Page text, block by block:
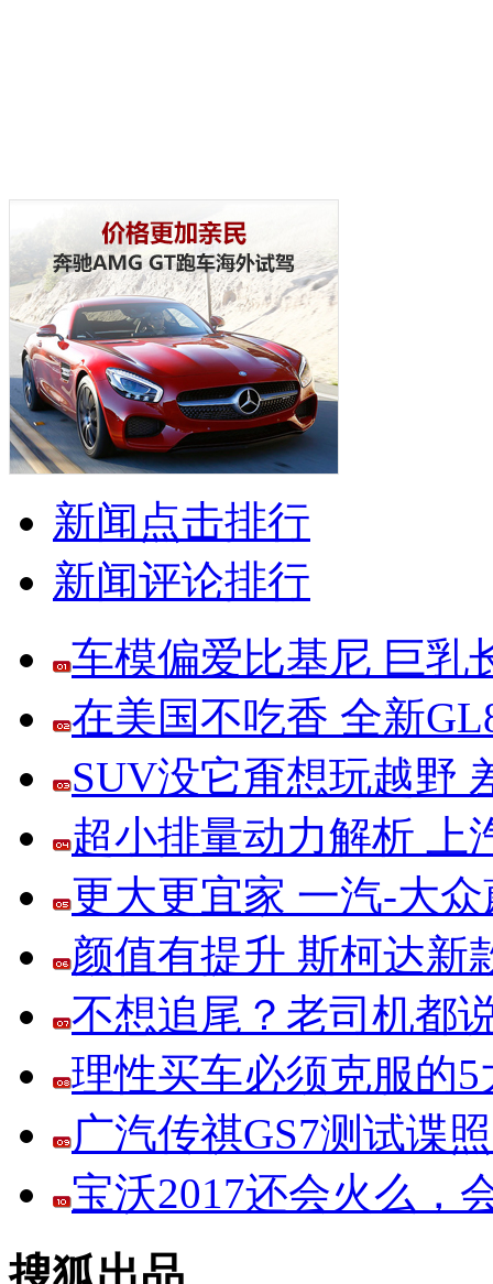
新闻点击排行
新闻评论排行
车模偏爱比基尼 巨乳
在美国不吃香 全新
SUV没它甭想玩越野
超小排量动力解析 上
更大更宜家 一汽-大
颜值有提升 斯柯达新
不想追尾？老司机都
理性买车必须克服的5
广汽传祺GS7测试谍
宝沃2017还会火么，